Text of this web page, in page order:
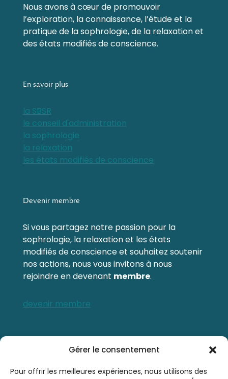
Gérer le consentement
Pour offrir les meilleures expériences, nous utilisons des
Nous avons à cœur de promouvoir
l’exploration, la connaissance, l’étude et la
pratique de la sophrologie, de la relaxation et
des états modifiés de conscience.
En savoir plus
la SBSR
le conseil d'administration
la sophrologie
la relaxation
les états modifiés de conscience
Devenir membre
Si vous partagez notre passion pour la
sophrologie, la relaxation et les états
modifiés de conscience et souhaitez soutenir
nos actions, nous vous invitons à nous
rejoindre en devenant membre.
devenir membre
Contactez-nous
0476 21 76 46